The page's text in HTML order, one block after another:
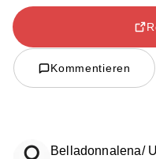
Kommentieren
Belladonnalena/